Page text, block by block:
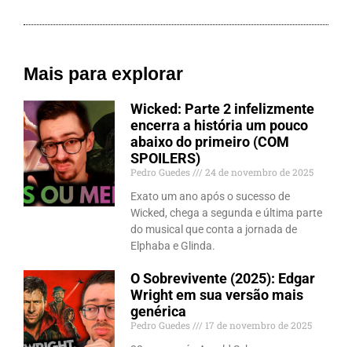
Mais para explorar
Wicked: Parte 2 infelizmente
encerra a história um pouco
abaixo do primeiro (COM
SPOILERS)
Pedro Guedes
24 de novembro de 2025
Exato um ano após o sucesso de
Wicked, chega a segunda e última parte
do musical que conta a jornada de
Elphaba e Glinda.
O Sobrevivente (2025): Edgar
Wright em sua versão mais
genérica
Pedro Guedes
17 de novembro de 2025